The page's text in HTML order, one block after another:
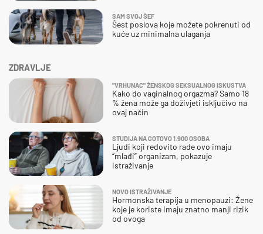
ZDRAVLJE
"VRHUNAC" ŽENSKOG SEKSUALNOG ISKUSTVA
Kako do vaginalnog orgazma? Samo 18
% žena može ga doživjeti isključivo na
ovaj način
STUDIJA NA GOTOVO 1.900 OSOBA
Ljudi koji redovito rade ovo imaju
“mlađi” organizam, pokazuje
istraživanje
NOVO ISTRAŽIVANJE
Hormonska terapija u menopauzi: Žene
koje je koriste imaju znatno manji rizik
od ovoga
SAM SVOJ ŠEF
Šest poslova koje možete pokrenuti od
kuće uz minimalna ulaganja